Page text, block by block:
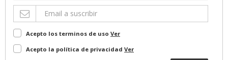
Acepto los terminos de uso Ver
Acepto la política de privacidad Ver